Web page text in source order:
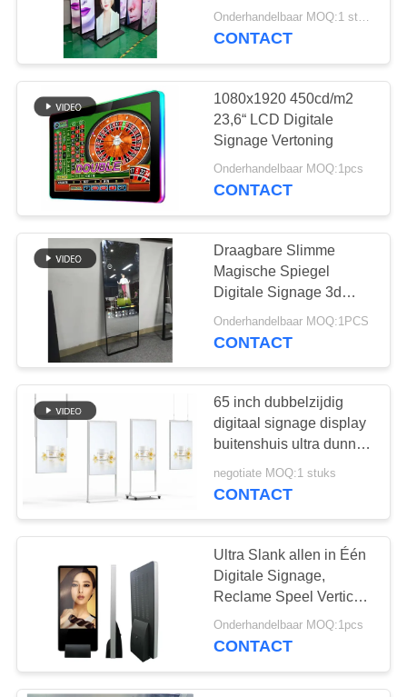
CONTACTEER
ONS
NIEUWS
VERZOEK
OM EEN
CITAAT
SITEMAP
PRIVACY
POLICY
Full hd 1080p LCD
Monitor Touch Screen
Onderhandelbaar MOQ:1 stuks
CONTACT
1080x1920 450cd/m2
23,6“ LCD Digitale
Signage Vertoning
Onderhandelbaar MOQ:1pcs
CONTACT
Draagbare Slimme
Magische Spiegel
Digitale Signage 3d
Virtueel van de
Vertoningskiosk
Onderhandelbaar MOQ:1PCS
CONTACT
65 inch dubbelzijdig
digitaal signage display
buitenshuis ultra dunne
frame
negotiate MOQ:1 stuks
CONTACT
Ultra Slank allen in Één
Digitale Signage,
Reclame Speel Verticale
Digitale Signage
Vertoning
Onderhandelbaar MOQ:1pcs
CONTACT